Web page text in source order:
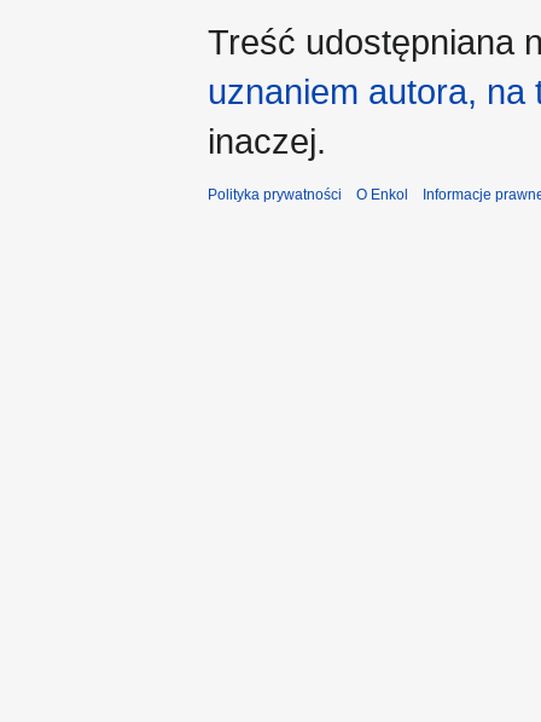
Treść udostępniana
uznaniem autora,
inaczej.
Polityka prywatności O Enkol Informacje